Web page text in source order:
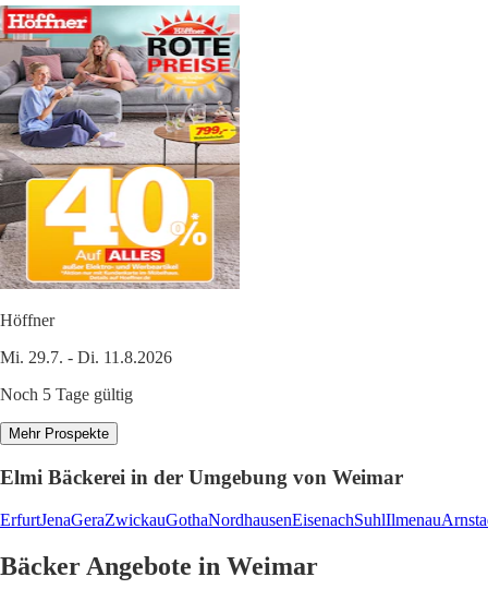
Höffner
Mi. 29.7. - Di. 11.8.2026
Noch 5 Tage gültig
Mehr Prospekte
Elmi Bäckerei in der Umgebung von Weimar
ErfurtJenaGeraZwickauGothaNordhausenEisenachSuhlIlmenau
Bäcker Angebote in Weimar